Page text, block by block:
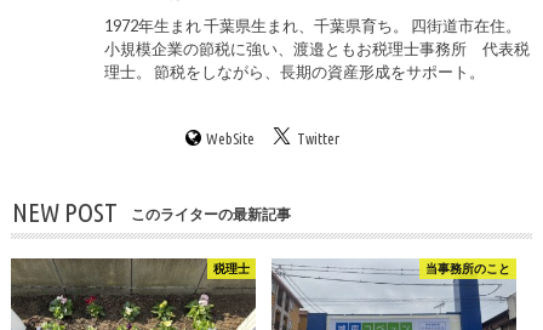
1972年生まれ 千葉県生まれ、千葉県育ち。 四街道市在住。
小規模企業の節税に強い、渡邉ともお税理士事務所 代表税
理士。 節税をしながら、長期の資産形成をサポート。
WebSite Twitter
NEW POST このライターの最新記事
税理士 当事務所のこと